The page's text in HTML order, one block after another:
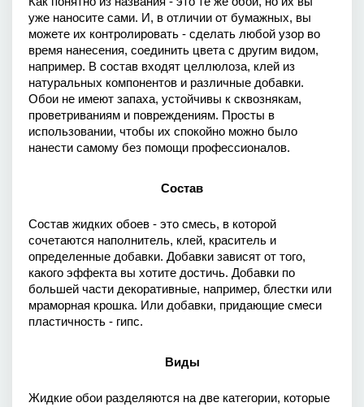
уже наносите сами. И, в отличии от бумажных, вы
можете их контролировать - сделать любой узор во
время нанесения, соединить цвета с другим видом,
например. В состав входят целлюлоза, клей из
натуральных компонентов и различные добавки.
Обои не имеют запаха, устойчивы к сквознякам,
проветриваниям и повреждениям. Просты в
использовании, чтобы их спокойно можно было
нанести самому без помощи профессионалов.
Состав
Состав жидких обоев - это смесь, в которой
сочетаются наполнитель, клей, краситель и
определенные добавки. Добавки зависят от того,
какого эффекта вы хотите достичь. Добавки по
большей части декоративные, например, блестки или
мраморная крошка. Или добавки, придающие смеси
пластичность - гипс.
Виды
Жидкие обои разделяются на две категории, которые